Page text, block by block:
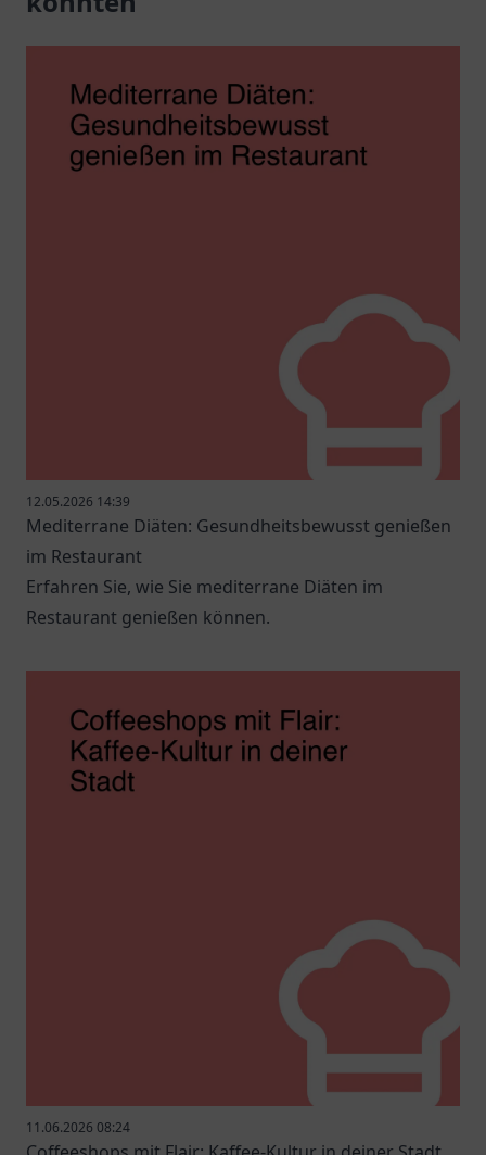
12.05.2026 14:39
Mediterrane Diäten: Gesundheitsbewusst genießen
im Restaurant
Erfahren Sie, wie Sie mediterrane Diäten im
Restaurant genießen können.
11.06.2026 08:24